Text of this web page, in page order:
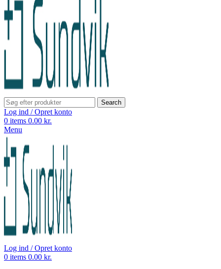
Search
Log ind / Opret konto
0 items 0.00 kr.
Menu
Log ind / Opret konto
0 items 0.00 kr.